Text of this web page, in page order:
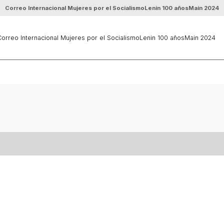
Correo Internacional Mujeres por el SocialismoLenin 100 añosMain 2024
Internacional Mujeres por el SocialismoLenin 100 añosMain 2024